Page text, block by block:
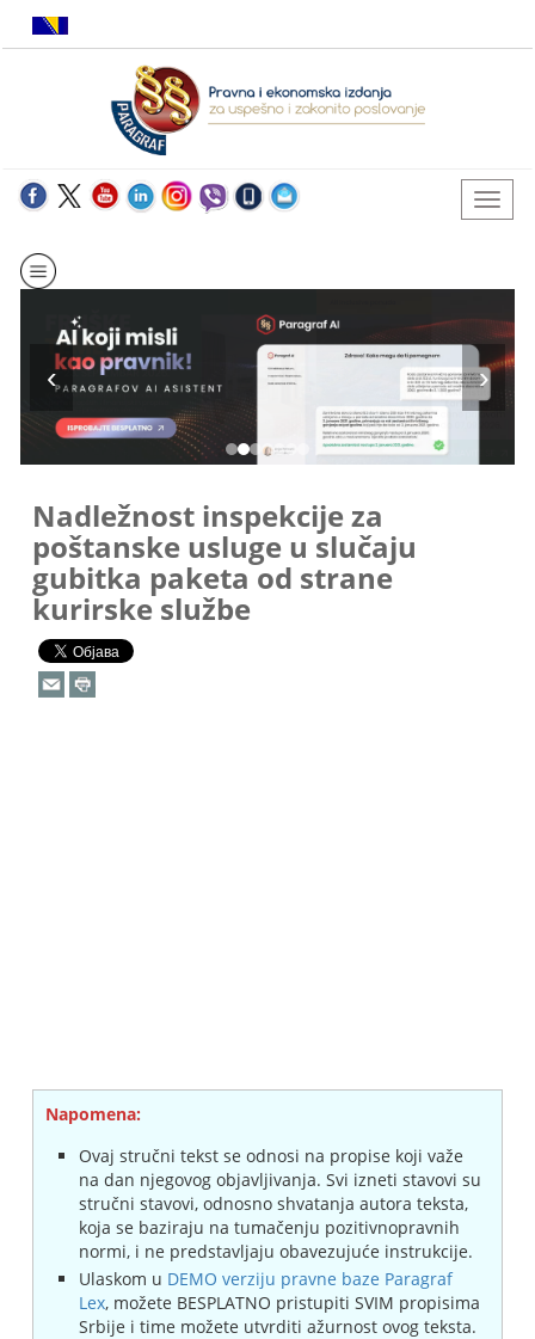
Nadležnost inspekcije za
poštanske usluge u slučaju
gubitka paketa od strane
kurirske službe
Napomena:
Ovaj stručni tekst se odnosi na propise koji važe
na dan njegovog objavljivanja. Svi izneti stavovi su
stručni stavovi, odnosno shvatanja autora teksta,
koja se baziraju na tumačenju pozitivnopravnih
normi, i ne predstavljaju obavezujuće instrukcije.
Ulaskom u DEMO verziju pravne baze Paragraf
Lex, možete BESPLATNO pristupiti SVIM propisima
Srbije i time možete utvrditi ažurnost ovog teksta.